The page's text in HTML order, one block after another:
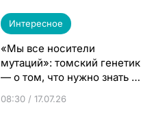
Интересное
«Мы все носители
мутаций»: томский генетик
— о том, что нужно знать до
08:30 / 17.07.26